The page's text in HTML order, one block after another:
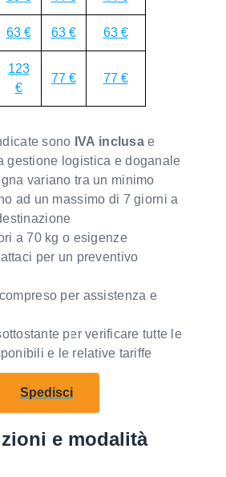
63 € 63 € 63 €
123
€
77 € 77 €
sono IVA inclusa e
gestione logistica e doganale
variano tra un minimo
ad un massimo di 7 giorni a
a 70 kg o esigenze
per un preventivo
per assistenza e
per verificare tutte le
e le relative tariffe
Spedisci
e modalità